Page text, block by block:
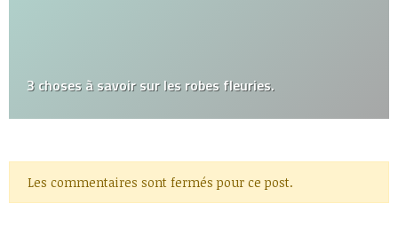
3 choses à savoir sur les robes fleuries.
Les commentaires sont fermés pour ce post.